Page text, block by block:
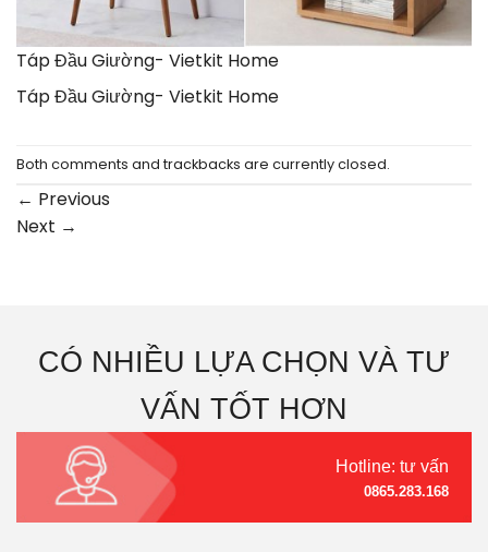
Táp Đầu Giường- Vietkit Home
Táp Đầu Giường- Vietkit Home
Both comments and trackbacks are currently closed.
← Previous
Next →
CÓ NHIỀU LỰA CHỌN VÀ TƯ
VẤN TỐT HƠN
Hotline: tư vấn
0865.283.168